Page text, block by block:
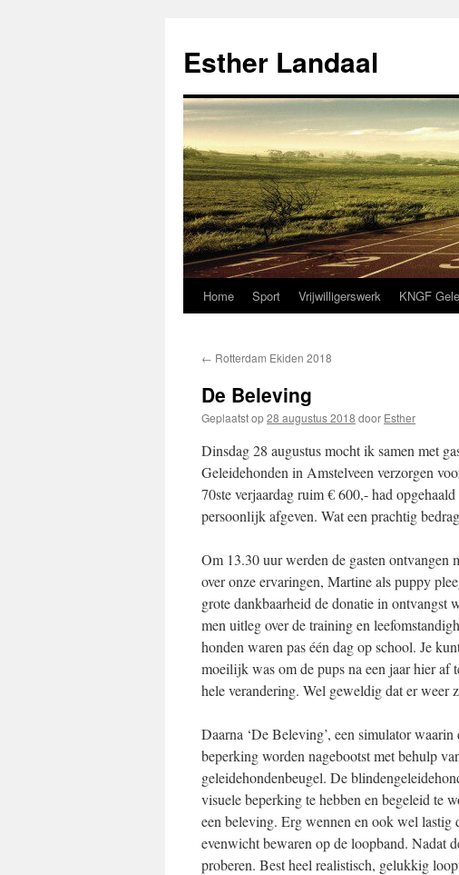
de
inhoud
Esther Landaal
Home Sport Vrijwilligerswerk KNGF
← Rotterdam Ekiden 2018
De Beleving
Geplaatst op28 augustus 2018 door Esther
Dinsdag 28 augustus mocht ik samen met
Geleidehonden in Amstelveen verzorgen
70ste verjaardag ruim € 600,- had
persoonlijk afgeven. Wat een prachtig
Om 13.30 uur werden de gasten ontvangen
over onze ervaringen, Martine als puppy
grote dankbaarheid de donatie in ontvangst
men uitleg over de training en
honden waren pas één dag op school. Je
moeilijk was om de pups na een jaar hier af
hele verandering. Wel geweldig dat er weer
Daarna ‘De Beleving’, een simulator
beperking worden nagebootst met behulp
geleidehondenbeugel. De
visuele beperking te hebben en begeleid te
een beleving. Erg wennen en ook wel lastig
evenwicht bewaren op de loopband. Nadat
proberen. Best heel realistisch, gelukkig